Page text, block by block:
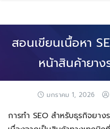
สอนเขียนเนื้อหา
หน้าสินค้ายา
มกราคม 1, 2026
การทำ SEO สำหรับธุรกิจยา